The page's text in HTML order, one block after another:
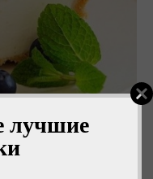
лучшие